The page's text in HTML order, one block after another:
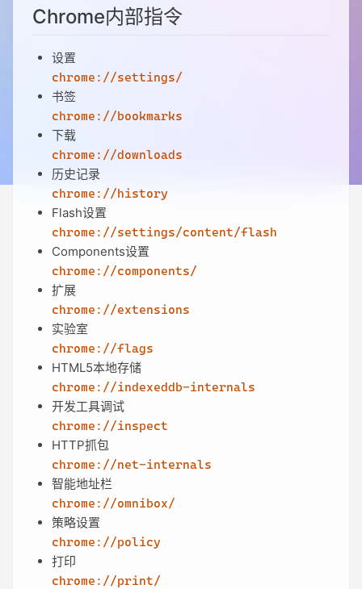
Chrome内部指令
设置
chrome://settings/
书签
chrome://bookmarks
下载
chrome://downloads
历史记录
chrome://history
Flash设置
chrome://settings/content/flash
Components设置
chrome://components/
扩展
chrome://extensions
实验室
chrome://flags
HTML5本地存储
chrome://indexeddb-internals
开发工具调试
chrome://inspect
HTTP抓包
chrome://net-internals
智能地址栏
chrome://omnibox/
策略设置
chrome://policy
打印
chrome://print/